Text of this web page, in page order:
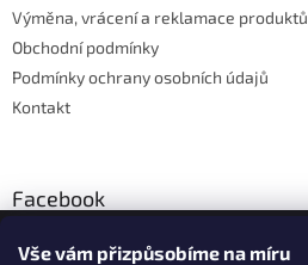
Vše vám přizpůsobíme na míru
Výměna, vrácení a reklamace produktů
Obchodní podmínky
Podmínky ochrany osobních údajů
Kontakt
Facebook